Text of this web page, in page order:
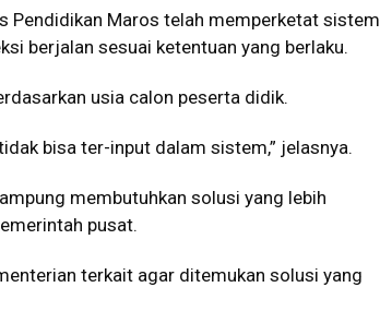
Pendidikan Maros telah memperketat sistem
berjalan sesuai ketentuan yang berlaku.
usia calon peserta didik.
bisa ter-input dalam sistem,” jelasnya.
membutuhkan solusi yang lebih
pusat.
terkait agar ditemukan solusi yang